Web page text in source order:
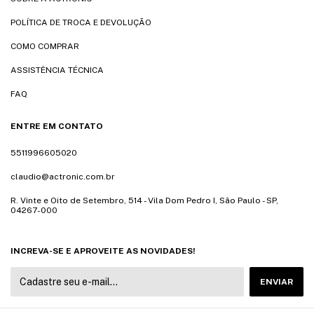
POLÍTICA DE TROCA E DEVOLUÇÃO
COMO COMPRAR
ASSISTÊNCIA TÉCNICA
FAQ
ENTRE EM CONTATO
5511996605020
claudio@actronic.com.br
R. Vinte e Oito de Setembro, 514 - Vila Dom Pedro I, São Paulo - SP,
04267-000
INCREVA-SE E APROVEITE AS NOVIDADES!